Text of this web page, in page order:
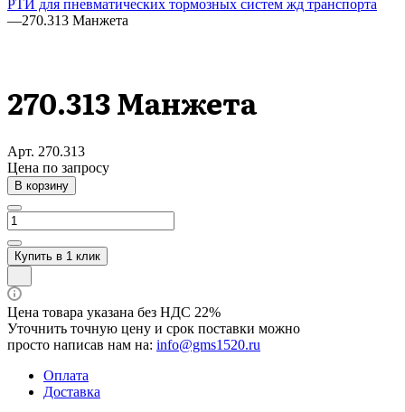
РТИ для пневматических тормозных систем жд транспорта
—270.313 Манжета
270.313 Манжета
Арт. 270.313
Цена по запросу
В корзину
Купить в 1 клик
Цена товара указана без НДС 22%
Уточнить точную цену и срок поставки можно
просто написав нам на: info@gms1520.ru
Оплата
Доставка